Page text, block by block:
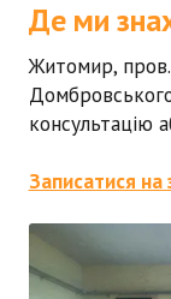
Де ми
Житомир, пров.
консультацію
Записатися на